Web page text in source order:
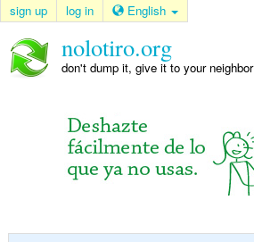
sign up log in English
nolotiro.org
don't dump it, give it to your neighbor